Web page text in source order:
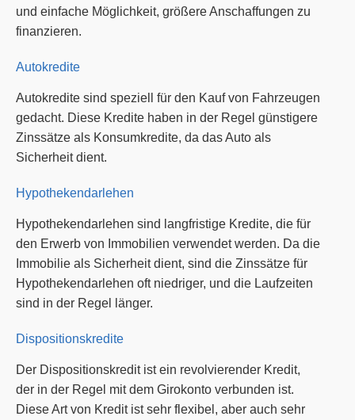
und einfache Möglichkeit, größere Anschaffungen zu
finanzieren.
Autokredite
Autokredite sind speziell für den Kauf von Fahrzeugen
gedacht. Diese Kredite haben in der Regel günstigere
Zinssätze als Konsumkredite, da das Auto als
Sicherheit dient.
Hypothekendarlehen
Hypothekendarlehen sind langfristige Kredite, die für
den Erwerb von Immobilien verwendet werden. Da die
Immobilie als Sicherheit dient, sind die Zinssätze für
Hypothekendarlehen oft niedriger, und die Laufzeiten
sind in der Regel länger.
Dispositionskredite
Der Dispositionskredit ist ein revolvierender Kredit,
der in der Regel mit dem Girokonto verbunden ist.
Diese Art von Kredit ist sehr flexibel, aber auch sehr